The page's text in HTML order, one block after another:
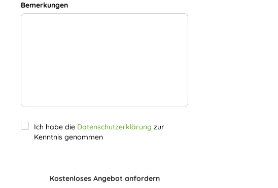
Bemerkungen
Ich habe die Datenschutzerklärung zur
Kenntnis genommen
Kostenloses Angebot anfordern